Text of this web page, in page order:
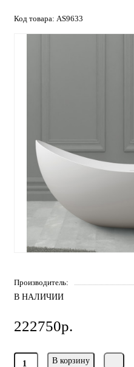
Код товара: AS9633
Производитель:
В НАЛИЧИИ
222750р.
В корзину